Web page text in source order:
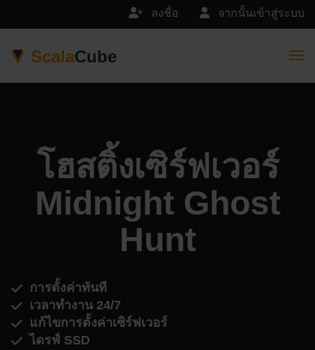
จากนั้นเข้าสู่ระบบ
ลงชื่อ
ScalaCube
โฮสติ้งเซิร์ฟเวอร์
Midnight Ghost
Hunt
การตั้งค่าทันที
เวลาทำงาน 24/7
แก้ไขการตั้งค่าเซิร์ฟเวอร์
ไดรฟ์ SSD